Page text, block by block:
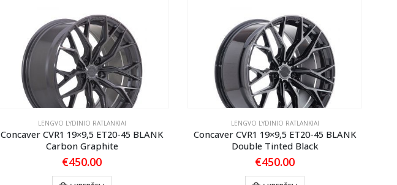
LENGVO LYDINIO RATLANKIAI
Concaver CVR1 19×9,5 ET20-45 BLANK
Carbon Graphite
€450.00
LENGVO LYDINIO RATLANKIAI
Concaver CVR1 19×9,5 ET20-45 BLANK
Double Tinted Black
€450.00